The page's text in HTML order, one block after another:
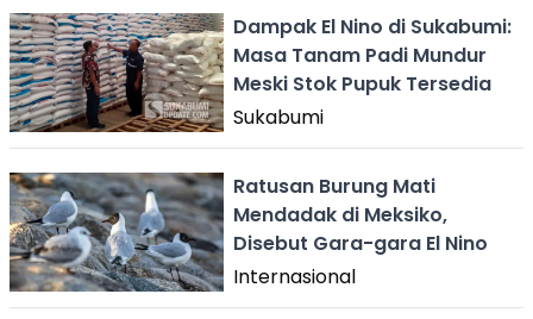
Dampak El Nino di Sukabumi:
Masa Tanam Padi Mundur
Meski Stok Pupuk Tersedia
Sukabumi
Ratusan Burung Mati
Mendadak di Meksiko,
Disebut Gara-gara El Nino
Internasional